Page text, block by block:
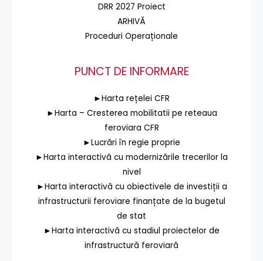
DRR 2027 Proiect
ARHIVĂ
Proceduri Operaționale
PUNCT DE INFORMARE
►Harta rețelei CFR
►Harta – Cresterea mobilitatii pe reteaua
feroviara CFR
►Lucrări în regie proprie
►Harta interactivă cu modernizările trecerilor la
nivel
►Harta interactivă cu obiectivele de investiții a
infrastructurii feroviare finanțate de la bugetul
de stat
►Harta interactivă cu stadiul proiectelor de
infrastructură feroviară